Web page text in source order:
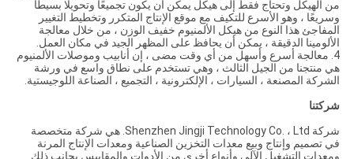
من الهيكل وتحتاج فقط إلى هيكل يمكن أن يكون تجميعًا وتحويلًا بسيطًا
وسريعًا ، وهو الأسرع للتكيف مع موقع الإنتاج المتكرر وتخطيط التغيير
المفاجئ هذا النوع من هيكل الألمنيوم خفيف الوزن ، من خلال معالجة
الألومينا الدقيقة ، يمكن أن يحافظ على المظهر الجيد في مكان العمل.
4. معالجة أسرع وأسهل من أي وقت مضى ، إن أنابيب وموصلات الألمنيوم
هي منتجنا من الجيل الثالث ، وهي تستخدم على نطاق واسع في ورشة
الشركة المصنعة ، السيارات ، الإلكترونية ، التجميع ، الصناعة اللوجيستية.
شركتنا
شركة Shenzhen Jingji Technology Co. ، Ltd. هي شركة متخصصة
في تصميم وإنتاج وبيع معدات التخزين الصناعية ومعدات الإنتاج المرنة
ومعدات التشغيل الآلي وأنواع أخرى من الأدوات والمقاييس.بجانب ذلك